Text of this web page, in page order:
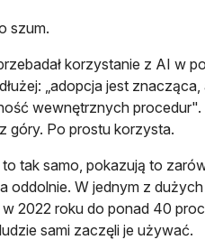
szum.
korzystanie z AI w
„adopcja jest
wewnętrznych
góry. Po prostu korzysta.
tak samo, pokazują to
oddolnie. W jednym z
2022 roku do ponad 40
sami zaczęli je używać.